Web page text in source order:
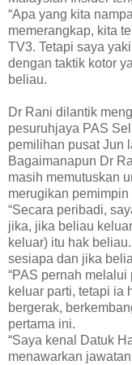
“Apa yang kita
memerangkap, kita
TV3. Tetapi saya
dengan taktik kotor
beliau.
Dr Rani dilantik
pesuruhjaya PAS
pemilihan pusat Jun
Bagaimanapun Dr
masih memutuskan
merugikan pemimpin
“Secara peribadi,
jika, jika beliau
keluar) itu hak
sesiapa dan jika
“PAS pernah
keluar parti, tetapi ia
bergerak,
pertama ini.
“Saya kenal Datuk
menawarkan